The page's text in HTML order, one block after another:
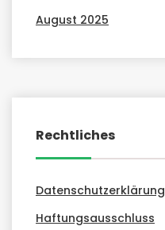
August 2025
Rechtliches
Datenschutzerklärung
Haftungsausschluss